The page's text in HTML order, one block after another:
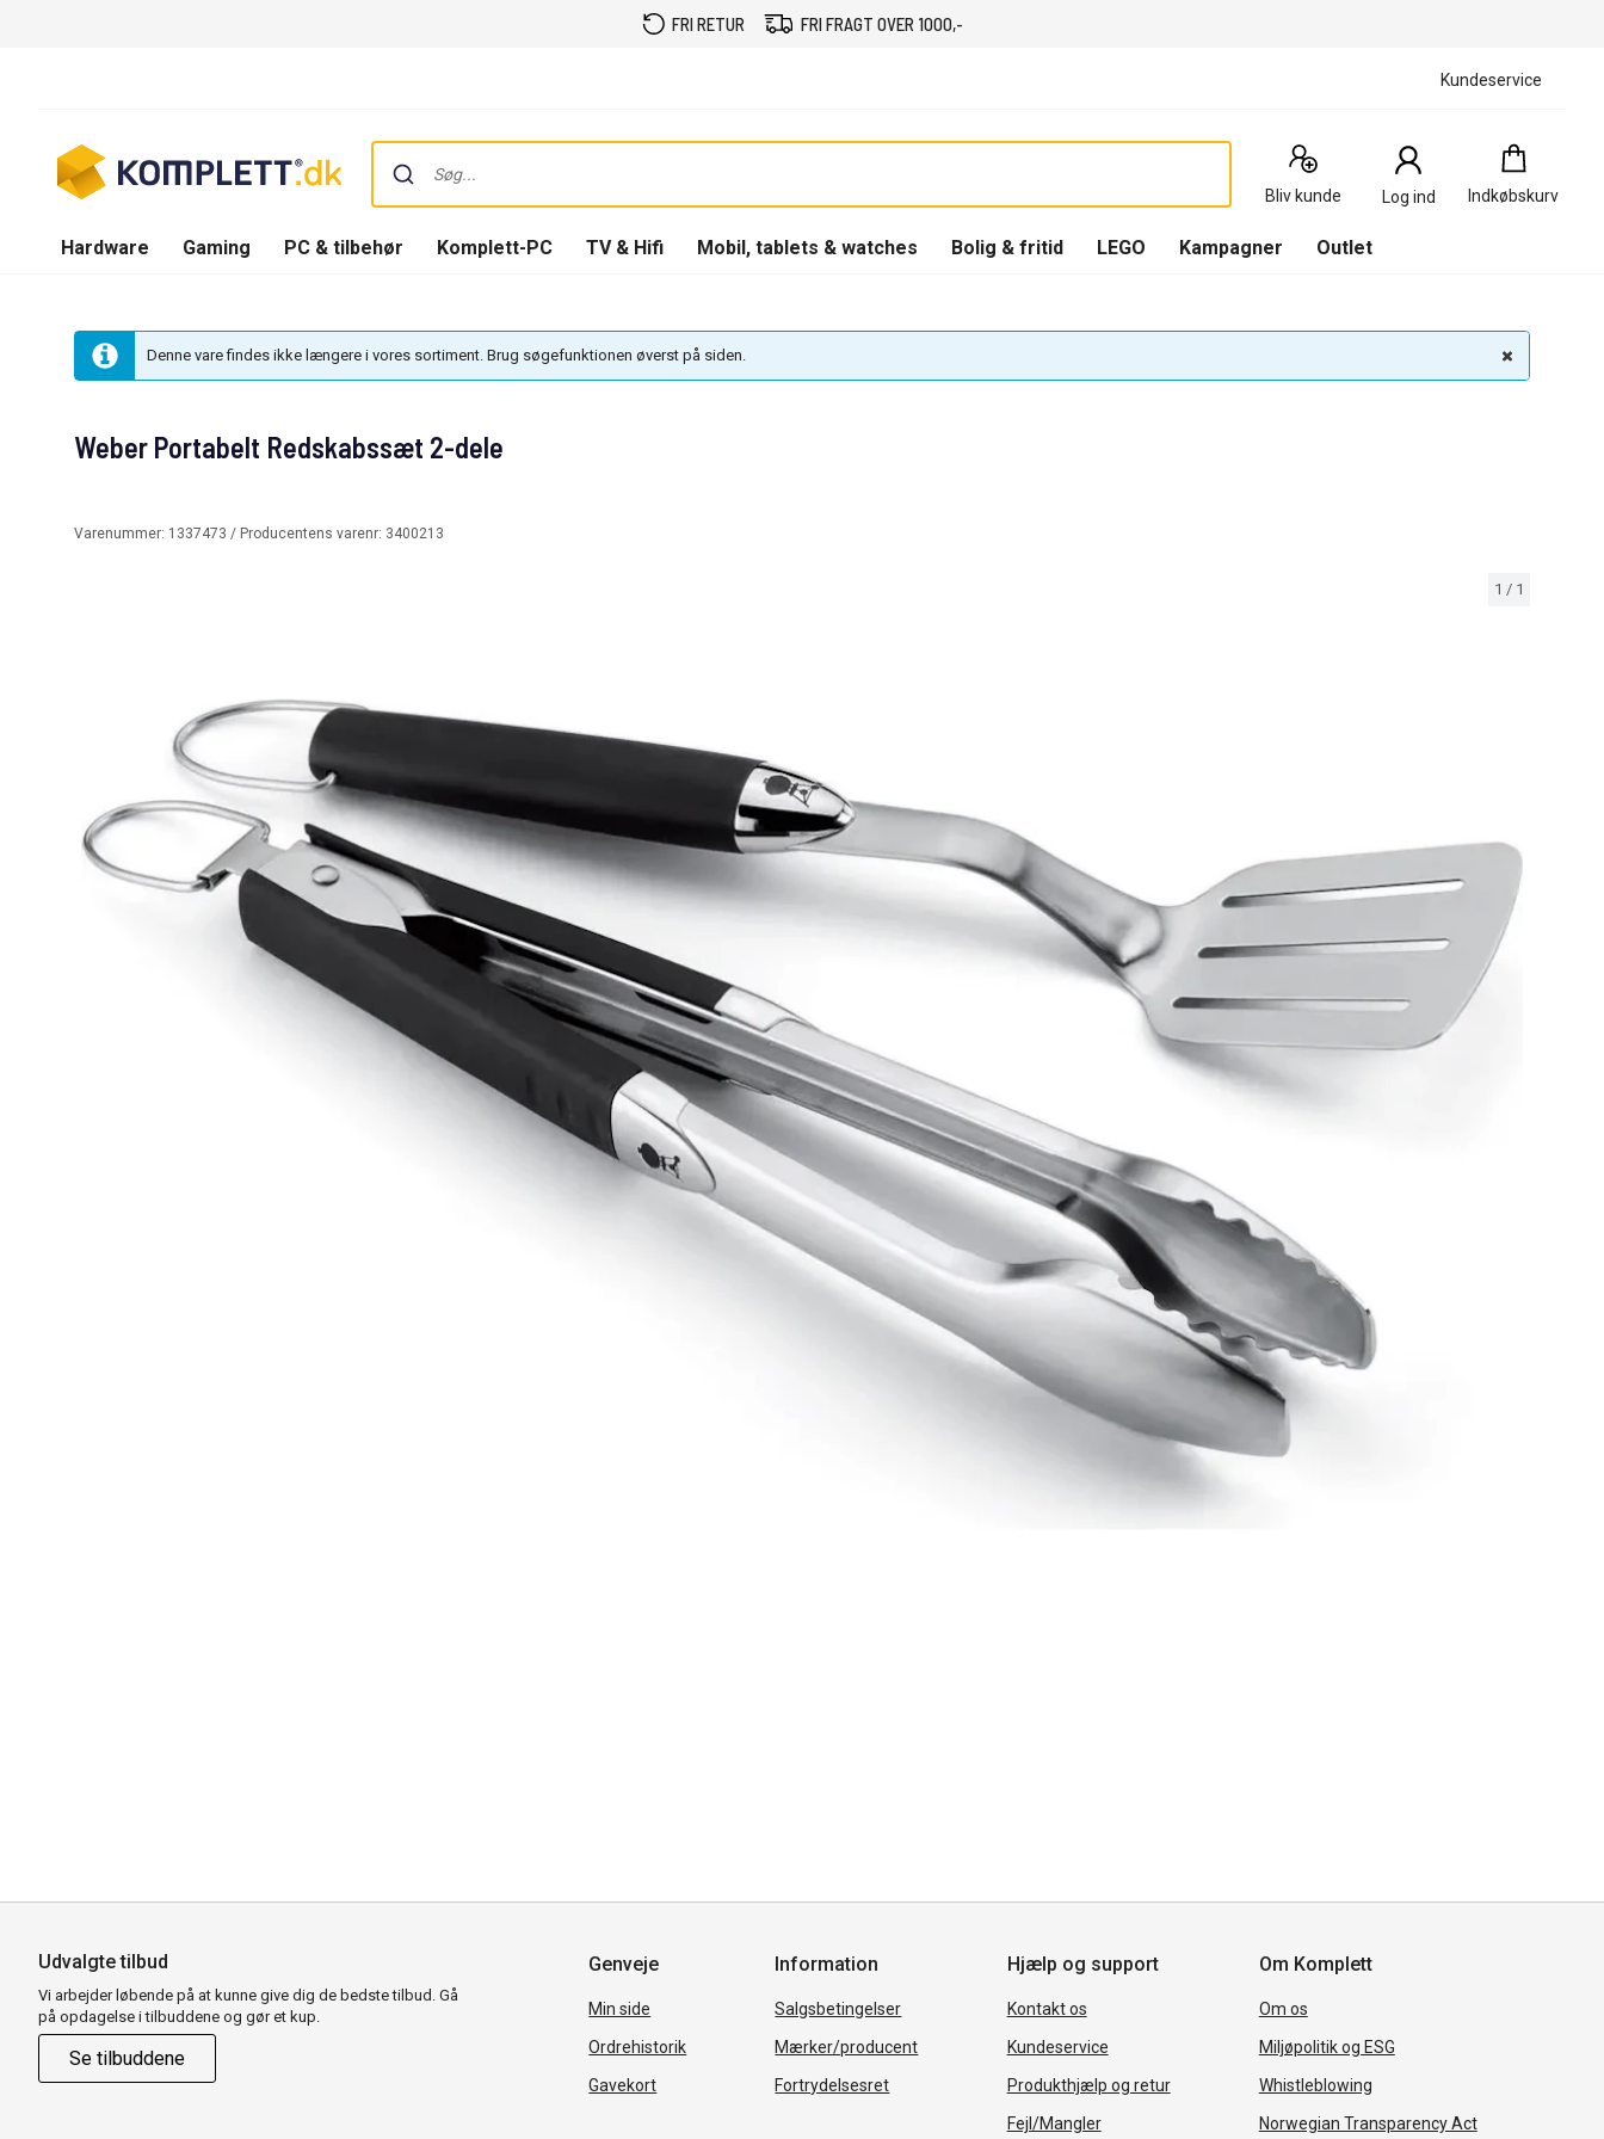
FRI RETUR FRI FRAGT OVER 1000,-
Kundeservice
Bliv kunde Log ind Indkøbskurv
Indkøbskurv
0
Produkter
Hardware Gaming PC & tilbehør Komplett-PC TV & Hifi Mobil, tablets & watches Bolig & fritid LEGO Kampagner Outlet
Denne vare findes ikke længere i vores sortiment. Brug søgefunktionen øverst på siden.
1 / 1
Weber Portabelt Redskabssæt 2-dele
Varenummer: 1337473 / Producentens varenr: 3400213
Udvalgte tilbud
Vi arbejder løbende på at kunne give dig de bedste tilbud. Gå
på opdagelse i tilbuddene og gør et kup.
Se tilbuddene
Genveje
Min side
Ordrehistorik
Gavekort
Information
Salgsbetingelser
Mærker/producent
Fortrydelsesret
Hjælp og support
Kontakt os
Kundeservice
Produkthjælp og retur
Fejl/Mangler
Om Komplett
Om os
Miljøpolitik og ESG
Whistleblowing
Norwegian Transparency Act